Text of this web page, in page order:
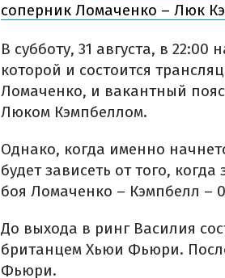
соперник Ломаченко – Люк
В субботу, 31 августа, в
которой и состоится
Ломаченко, и вакантный пояс
Люком Кэмпбеллом.
Однако, когда именно
будет зависеть от того,
боя Ломаченко – Кэмпбелл –
До выхода в ринг Василия
британцем Хьюи Фьюри.
Фьюри.